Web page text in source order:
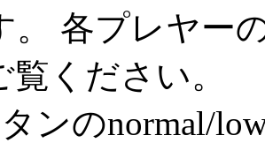
。 各プレヤー
ください。
ンのnormal/